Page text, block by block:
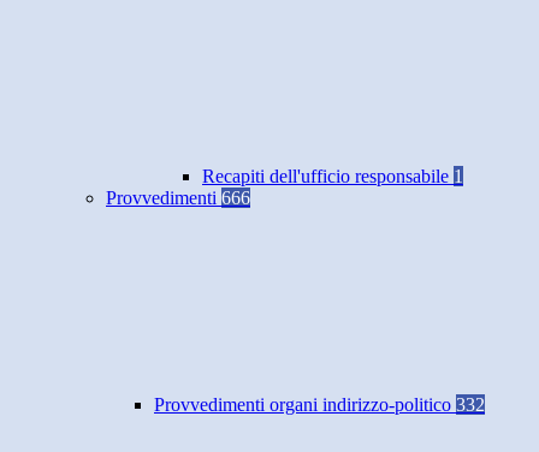
Recapiti dell'ufficio responsabile 1
Provvedimenti 666
Provvedimenti organi indirizzo-politico 332